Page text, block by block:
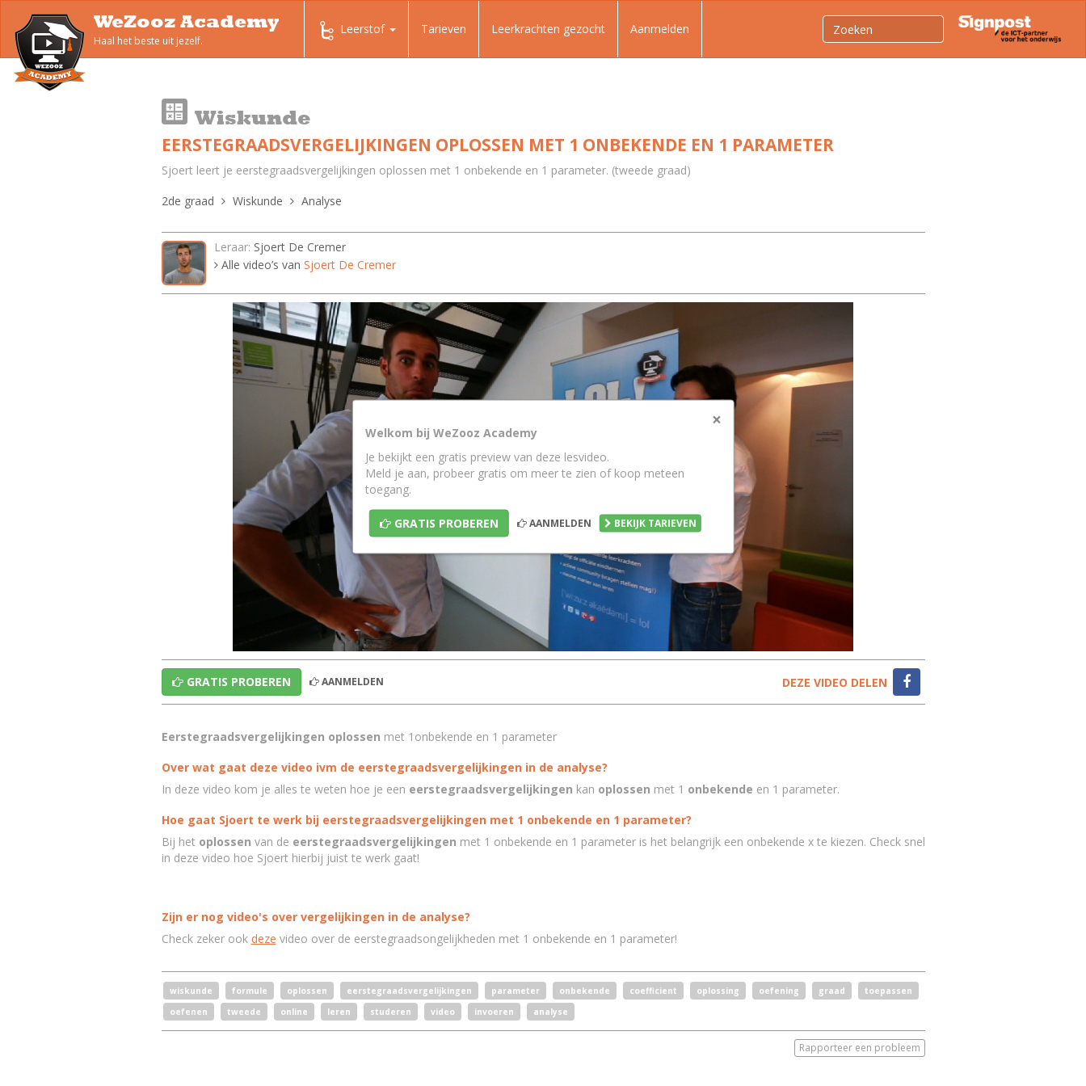
WeZooz Academy
Haal het beste uit jezelf.
Leerstof Tarieven Leerkrachten gezocht Aanmelden
Wiskunde
EERSTEGRAADSVERGELIJKINGEN OPLOSSEN MET 1 ONBEKENDE EN 1 PARAMETER
Sjoert leert je eerstegraadsvergelijkingen oplossen met 1 onbekende en 1 parameter. (tweede graad)
2de graad
Wiskunde Analyse
Leraar: Sjoert De Cremer
Alle video’s van Sjoert De Cremer
×
Welkom bij WeZooz Academy
Je bekijkt een gratis preview van deze lesvideo.
Meld je aan, probeer gratis om meer te zien of koop meteen
toegang.
GRATIS PROBEREN AANMELDEN BEKIJK TARIEVEN
GRATIS PROBEREN AANMELDEN DEZE VIDEO DELEN
Eerstegraadsvergelijkingen oplossen met 1onbekende en 1 parameter
Over wat gaat deze video ivm de eerstegraadsvergelijkingen in de analyse?
In deze video kom je alles te weten hoe je een eerstegraadsvergelijkingen kan oplossen met 1 onbekende en 1 parameter.
Hoe gaat Sjoert te werk bij eerstegraadsvergelijkingen met 1 onbekende en 1 parameter?
Bij het oplossen van de eerstegraadsvergelijkingen met 1 onbekende en 1 parameter is het belangrijk een onbekende x te kiezen. Check snel
in deze video hoe Sjoert hierbij juist te werk gaat!
Zijn er nog video's over vergelijkingen in de analyse?
Check zeker ook deze video over de eerstegraadsongelijkheden met 1 onbekende en 1 parameter!
wiskunde formule oplossen eerstegraadsvergelijkingen parameter onbekende coefficient oplossing oefening graad
toepassen
oefenen
tweede online leren studeren video invoeren analyse
Rapporteer een probleem